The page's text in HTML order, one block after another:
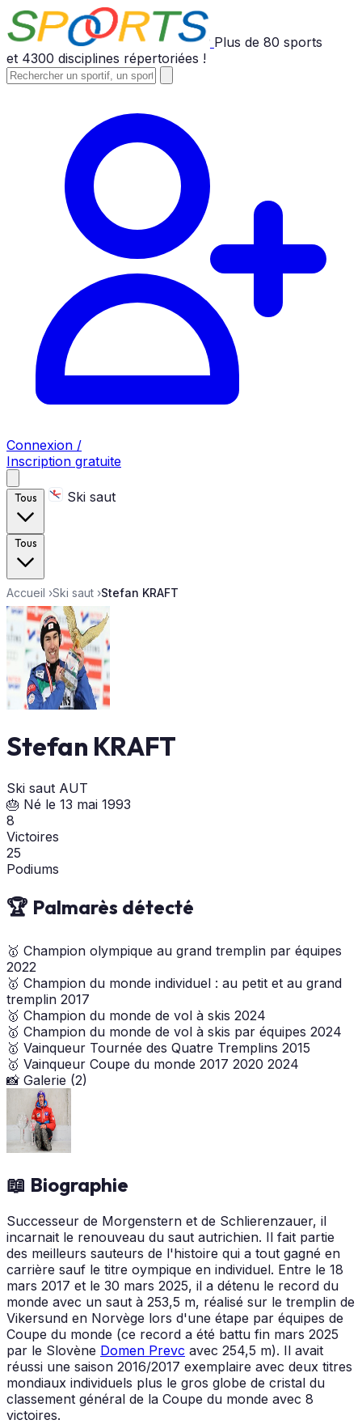
Plus de 80 sports
et 4300 disciplines répertoriées !
Connexion /
Inscription gratuite
Tous Ski saut
Tous
Accueil ›Ski saut ›Stefan KRAFT
Stefan KRAFT
Ski saut AUT
🎂 Né le 13 mai 1993
8
Victoires
25
Podiums
🏆 Palmarès détecté
🥇 Champion olympique au grand tremplin par équipes
2022
🥇 Champion du monde individuel : au petit et au grand
tremplin 2017
🥇 Champion du monde de vol à skis 2024
🥇 Champion du monde de vol à skis par équipes 2024
🥇 Vainqueur Tournée des Quatre Tremplins 2015
🥇 Vainqueur Coupe du monde 2017 2020 2024
📸 Galerie (2)
📖 Biographie
Successeur de Morgenstern et de Schlierenzauer, il
incarnait le renouveau du saut autrichien. Il fait partie
des meilleurs sauteurs de l'histoire qui a tout gagné en
carrière sauf le titre oympique en individuel. Entre le 18
mars 2017 et le 30 mars 2025, il a détenu le record du
monde avec un saut à 253,5 m, réalisé sur le tremplin de
Vikersund en Norvège lors d'une étape par équipes de
Coupe du monde (ce record a été battu fin mars 2025
par le Slovène Domen Prevc avec 254,5 m). Il avait
réussi une saison 2016/2017 exemplaire avec deux titres
mondiaux individuels plus le gros globe de cristal du
classement général de la Coupe du monde avec 8
victoires.